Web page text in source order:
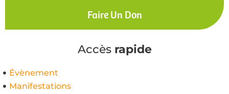
Faire Un Don
Accès rapide
Évènement
Manifestations